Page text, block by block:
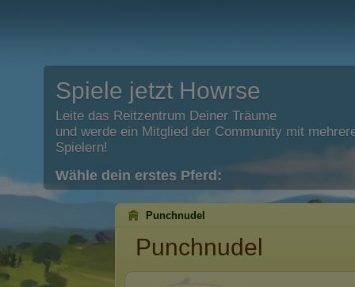
Spiele jetzt Howrse
Leite das Reitzentrum Deiner Träume
und werde ein Mitglied der Community mit
Spielern!
Wähle dein erstes Pferd:
Punchnudel
Punchnudel